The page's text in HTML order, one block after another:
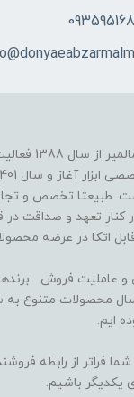
فروشگاه
است. طبیعتا تخصص و
کنار تعهد و صداقت
اتکا در عرضه
و عاملیت فروش
محصولات متنوع به
ایم.
شما فراتر از رابطه
یکدیگر باشیم.